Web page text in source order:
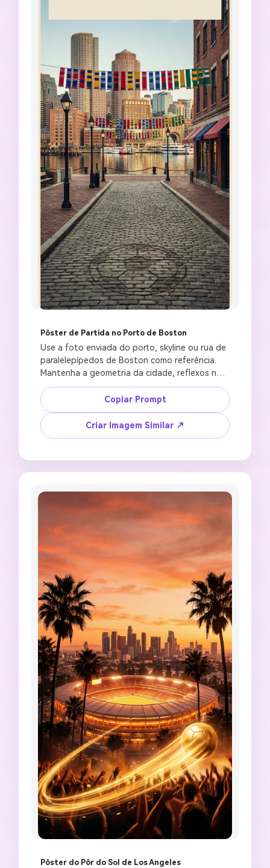
Pôster de Partida no Porto de Boston
Use a foto enviada do porto, skyline ou rua de
paralelepípedos de Boston como referência.
Mantenha a geometria da cidade, reflexos na
água, textura da rua e iluminação natural
consistentes. Crie um pôster de cidade sede
de futebol inspirado na Copa do Mundo com
atmosfera histórica do porto, padrão sutil de
bola de futebol, cachecóis de torcedores em
pôster, área de título em branco, corte de
pôster 3:2, sem emblema oficial, sem logotipo
sem orla distorcida, sem palavras geradas
Copiar Prompt
Criar Imagem Similar ↗
Pôster do Pôr do Sol de Los Angeles